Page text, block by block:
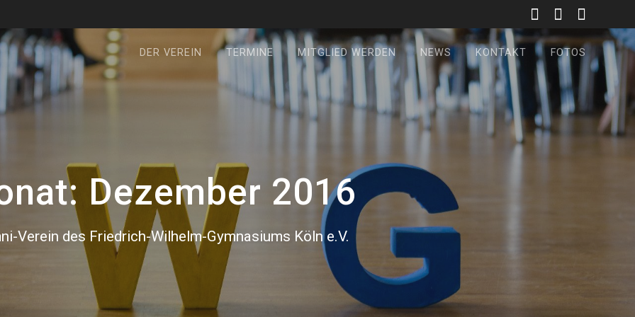
DER VEREIN TERMINE MITGLIED WERDEN NEWS KONTAKT FOTOS
Dezember 2016
Verein des Friedrich-Wilhelm-Gymnasiums Köln e.V.